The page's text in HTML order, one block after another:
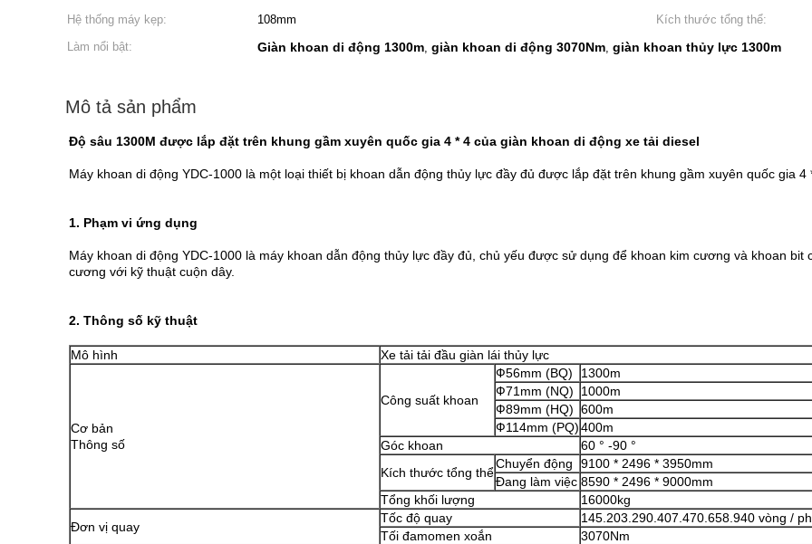
Hệ thống máy kẹp: 108mm
Kích thước tổng thể:
Làm nổi bật:
Giàn khoan di động 1300m, giàn khoan di động 3070Nm, giàn khoan thủy lực 1300m
Mô tả sản phẩm
Độ sâu 1300M được lắp đặt trên khung gầm xuyên quốc gia 4 * 4 của giàn khoan di động xe tải diesel
Máy khoan di động YDC-1000 là một loại thiết bị khoan dẫn động thủy lực đầy đủ được lắp đặt trên khung gầm xuyên quốc gia 4
1. Phạm vi ứng dụng
Máy khoan di động YDC-1000 là máy khoan dẫn động thủy lực đầy đủ, chủ yếu được sử dụng để khoan kim cương và khoan
cương với kỹ thuật cuộn dây.
2. Thông số kỹ thuật
Mô hình Xe tải tải đầu giàn lái thủy lực
Cơ bản
Thông số
Công suất khoan
Ф56mm (BQ)
1300m
Ф71mm (NQ)
1000m
Ф89mm (HQ) 600m
Ф114mm (PQ)400m
Góc khoan
60 ° -90 °
Kích thước tổng thể
Chuyển động
9100 * 2496 * 3950mm
Đang làm việc 8590 * 2496 * 9000mm
Tổng khối lượng
16000kg
Đơn vị quay
Tốc độ quay
145.203.290.407.470.658.940 vòng /
Tối đamomen xoắn
3070Nm